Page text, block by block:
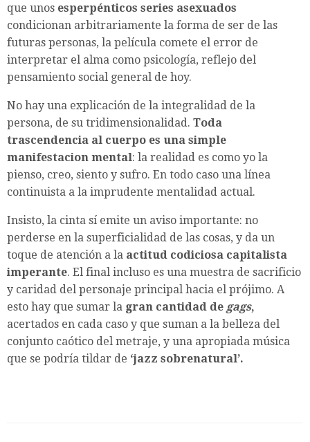
que unos esperpénticos series asexuados
condicionan arbitrariamente la forma de ser de las
futuras personas, la película comete el error de
interpretar el alma como psicología, reflejo del
pensamiento social general de hoy.
No hay una explicación de la integralidad de la
persona, de su tridimensionalidad. Toda
trascendencia al cuerpo es una simple
manifestacion mental: la realidad es como yo la
pienso, creo, siento y sufro. En todo caso una línea
continuista a la imprudente mentalidad actual.
Insisto, la cinta sí emite un aviso importante: no
perderse en la superficialidad de las cosas, y da un
toque de atención a la actitud codiciosa capitalista
imperante. El final incluso es una muestra de sacrificio
y caridad del personaje principal hacia el prójimo. A
esto hay que sumar la gran cantidad de gags,
acertados en cada caso y que suman a la belleza del
conjunto caótico del metraje, y una apropiada música
que se podría tildar de ‘jazz sobrenatural’.